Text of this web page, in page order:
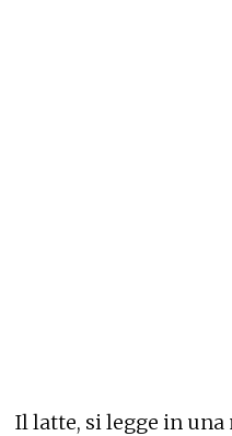
Il latte, si legge in